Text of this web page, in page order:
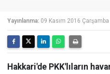
Yayınlanma: 09 Kasım 2016 Çarşamba
Hakkari'de PKK'lıların